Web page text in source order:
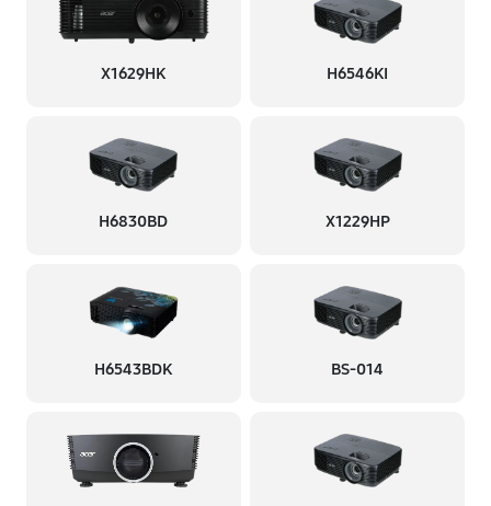
X1629HK H6546KI
H6830BD X1229HP
H6543BDK BS-014